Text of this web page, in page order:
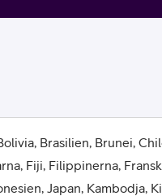
4G/5G Surfplattor
Brasilien, Brunei,
Fiji, Filippinerna,
Japan, Kambodja,